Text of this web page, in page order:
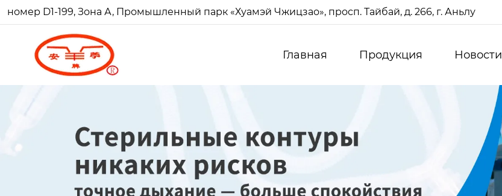
номер D1-199, Зона А, Промышленный парк «Хуамэй Чжицзао», просп. Тайбай, д. 266, г. Аньлу
Главная Продукция Новости